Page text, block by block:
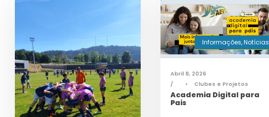
Informações, Notícias
Abril 8, 2026
•
Clubes e Projetos
Academia Digital para
Pais